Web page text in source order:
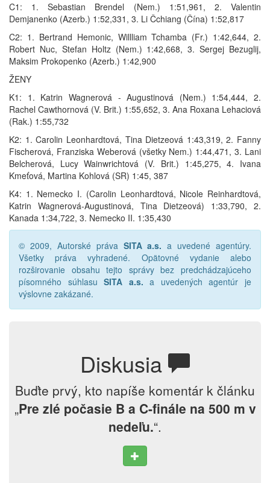
C1: 1. Sebastian Brendel (Nem.) 1:51,961, 2. Valentin
Demjanenko (Azerb.) 1:52,331, 3. Li Čchiang (Čína) 1:52,817
C2: 1. Bertrand Hemonic, Willliam Tchamba (Fr.) 1:42,644, 2.
Robert Nuc, Stefan Holtz (Nem.) 1:42,668, 3. Sergej Bezuglij,
Maksim Prokopenko (Azerb.) 1:42,900
ŽENY
K1: 1. Katrin Wagnerová - Augustinová (Nem.) 1:54,444, 2.
Rachel Cawthornová (V. Brit.) 1:55,652, 3. Ana Roxana Lehaciová
(Rak.) 1:55,732
K2: 1. Carolin Leonhardtová, Tina Dietzeová 1:43,319, 2. Fanny
Fischerová, Franziska Weberová (všetky Nem.) 1:44,471, 3. Lani
Belcherová, Lucy Wainwrichtová (V. Brit.) 1:45,275, 4. Ivana
Kmeťová, Martina Kohlová (SR) 1:45, 387
K4: 1. Nemecko I. (Carolin Leonhardtová, Nicole Reinhardtová,
Katrin Wagnerová-Augustinová, Tina Dietzeová) 1:33,790, 2.
Kanada 1:34,722, 3. Nemecko II. 1:35,430
© 2009, Autorské práva SITA a.s. a uvedené agentúry.
Všetky práva vyhradené. Opätovné vydanie alebo
rozširovanie obsahu tejto správy bez predchádzajúceho
písomného súhlasuSITA a.s. a uvedených agentúr je
výslovne zakázané.
Diskusia
Buďte prvý, kto napíše komentár k článku
„Pre zlé počasie B a C-finále na 500 m v
nedeľu.“.